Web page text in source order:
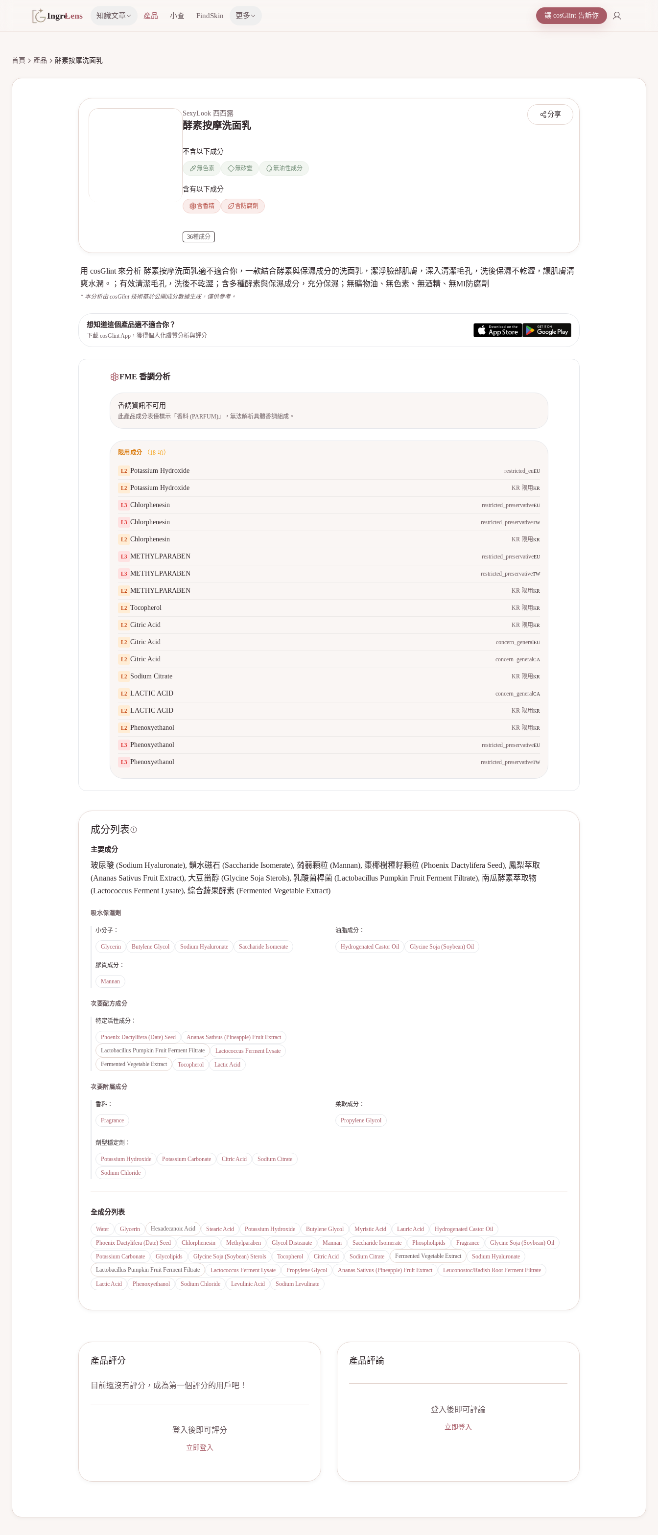
IngreLens 知識文章 產品 小查 FindSkin 更多 讓 cosGlint 告訴你
首頁 產品 酵素按摩洗面乳
分享
SexyLook 西西露
酵素按摩洗面乳
不含以下成分
無色素 無矽靈 無油性成分
含有以下成分
含香精 含防腐劑
36種成分
用 cosGlint 來分析 酵素按摩洗面乳適不適合你，一款結合酵素與保濕成分的洗面乳，潔淨臉部肌膚，深入清潔毛孔，洗後保濕不乾澀，讓肌膚清
爽水潤。；有效清潔毛孔，洗後不乾澀；含多種酵素與保濕成分，充分保濕；無礦物油、無色素、無酒精、無MI防腐劑
* 本分析由 cosGlint 技術基於公開成分數據生成，僅供參考。
想知道這個產品適不適合你？
下載 cosGlint App，獲得個人化膚質分析與評分
FME 香調分析
香調資訊不可用
此產品成分表僅標示「香料 (PARFUM)」，無法解析具體香調組成。
限用成分 （18 項）
L2 Potassium Hydroxide restricted_euEU
L2 Potassium Hydroxide KR 限用KR
L3 Chlorphenesin restricted_preservativeEU
L3 Chlorphenesin restricted_preservativeTW
L2 Chlorphenesin KR 限用KR
L3 METHYLPARABEN restricted_preservativeEU
L3 METHYLPARABEN restricted_preservativeTW
L2 METHYLPARABEN KR 限用KR
L2 Tocopherol KR 限用KR
L2 Citric Acid KR 限用KR
L2 Citric Acid concern_generalEU
L2 Citric Acid concern_generalCA
L2 Sodium Citrate KR 限用KR
L2 LACTIC ACID concern_generalCA
L2 LACTIC ACID KR 限用KR
L2 Phenoxyethanol KR 限用KR
L3 Phenoxyethanol restricted_preservativeEU
L3 Phenoxyethanol restricted_preservativeTW
成分列表
主要成分
玻尿酸 (Sodium Hyaluronate), 鎖水磁石 (Saccharide Isomerate), 蒟蒻顆粒 (Mannan), 棗椰樹種籽顆粒 (Phoenix Dactylifera Seed), 鳳梨萃取
(Ananas Sativus Fruit Extract), 大豆甾醇 (Glycine Soja Sterols), 乳酸菌桿菌 (Lactobacillus Pumpkin Fruit Ferment Filtrate), 南瓜酵素萃取物
(Lactococcus Ferment Lysate), 綜合蔬果酵素 (Fermented Vegetable Extract)
吸水保濕劑
小分子 ：
Glycerin Butylene Glycol Sodium Hyaluronate Saccharide Isomerate
油脂成分 ：
Hydrogenated Castor Oil Glycine Soja (Soybean) Oil
膠質成分 ：
Mannan
次要配方成分
特定活性成分 ：
Phoenix Dactylifera (Date) Seed
Ananas Sativus (Pineapple) Fruit Extract
Lactobacillus Pumpkin Fruit Ferment Filtrate
Lactococcus Ferment Lysate
Fermented Vegetable Extract
Tocopherol Lactic Acid
次要附屬成分
香料 ：
Fragrance
柔軟成分 ：
Propylene Glycol
劑型穩定劑 ：
Potassium Hydroxide Potassium Carbonate Citric Acid
Sodium Citrate
Sodium Chloride
全成分列表
Water Glycerin Hexadecanoic Acid Stearic Acid Potassium Hydroxide Butylene Glycol Myristic Acid Lauric Acid
Hydrogenated Castor Oil
Phoenix Dactylifera (Date) Seed
Chlorphenesin Methylparaben Glycol Distearate Mannan Saccharide Isomerate Phospholipids Fragrance
Glycine Soja (Soybean) Oil
Potassium Carbonate
Glycolipids Glycine Soja (Soybean) Sterols Tocopherol Citric Acid Sodium Citrate Fermented Vegetable Extract
Sodium Hyaluronate
Lactobacillus Pumpkin Fruit Ferment Filtrate
Lactococcus Ferment Lysate Propylene Glycol Ananas Sativus (Pineapple) Fruit Extract
Leuconostoc/Radish Root Ferment Filtrate
Lactic Acid
Phenoxyethanol Sodium Chloride Levulinic Acid Sodium Levulinate
產品評分
目前還沒有評分，成為第一個評分的用戶吧！
登入後即可評分
立即登入
產品評論
登入後即可評論
立即登入